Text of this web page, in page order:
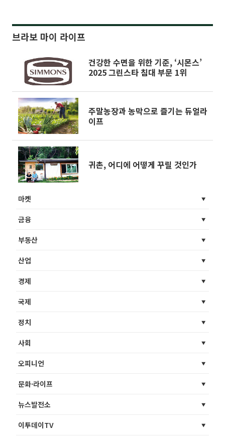
브라보 마이 라이프
건강한 수면을 위한 기준, ‘시몬스’
2025 그린스타 침대 부문 1위
주말농장과 농막으로 즐기는 듀얼라
이프
귀촌, 어디에 어떻게 꾸릴 것인가
마켓
금융
부동산
산업
경제
국제
정치
사회
오피니언
문화·라이프
뉴스발전소
이투데이TV